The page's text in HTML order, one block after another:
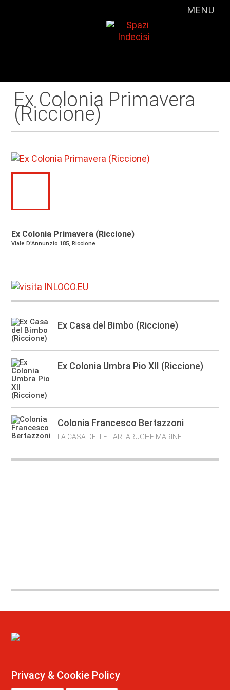
MENU
Ex Colonia Primavera
(Riccione)
Ex Colonia Primavera (Riccione)
Viale D'Annunzio 185, Riccione
Ex Casa del Bimbo (Riccione)
Ex Colonia Umbra Pio XII (Riccione)
Colonia Francesco Bertazzoni
LA CASA DELLE TARTARUGHE MARINE
Privacy & Cookie Policy